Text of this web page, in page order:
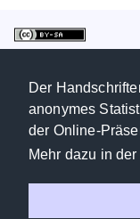
Der
anonymes
der Online-
Mehr dazu in der